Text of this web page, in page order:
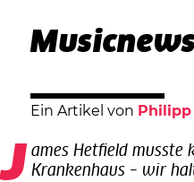
Ein Artikel von Philipp
James Hetfield musste kurz vor seinem Auftritt ins Krankenhaus – wir